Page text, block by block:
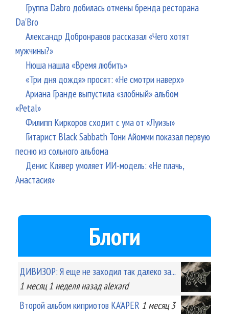
Группа Dabro добилась отмены бренда ресторана
Da'Bro
Александр Добронравов рассказал «Чего хотят
мужчины?»
Нюша нашла «Время любить»
«Три дня дождя» просят: «Не смотри наверх»
Ариана Гранде выпустила «злобный» альбом
«Petal»
Филипп Киркоров сходит с ума от «Луизы»
Гитарист Black Sabbath Тони Айомми показал первую
песню из сольного альбома
Денис Клявер умоляет ИИ-модель: «Не плачь,
Анастасия»
Блоги
ДИВИЗОР: Я еще не заходил так далеко за...
1 месяц 1 неделяназад alexard
Второй альбом киприотов KA'APER 1 месяц 3